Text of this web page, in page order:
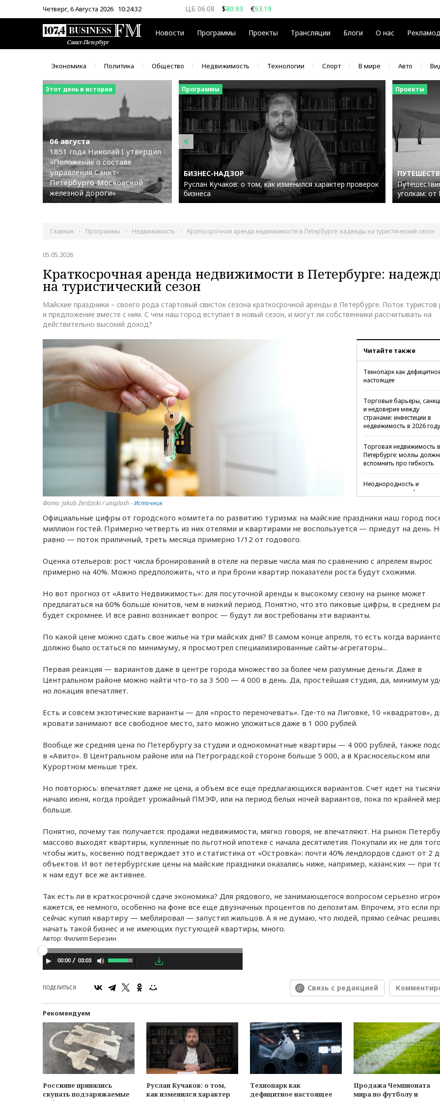
Новости Программы Проекты Трансляции Блоги О нас
Четверг, 6 Августа 2026 10:24:33 ЦБ 06.08 $80.93 €93.19
ММВБ 06.08 $
Экономика Политика Общество Недвижимость Технологии Спорт В мире Авто
Этот день в истории
06 августа
1851 года Николай I утвердил
«Положение о составе
управления Санкт-
Петербурго-Московской
железной дороги»
Программы
БИЗНЕС-НАДЗОР
Руслан Кучаков: о том, как изменился характер проверок
бизнеса
Проекты
уголкам:
Главная Программы Недвижимость Краткосрочная аренда недвижимости в Петербурге: надежды на туристический сезон
05.05.2026
Краткосрочная аренда недвижимости в Петербурге:
на туристический сезон
Майские праздники – своего рода стартовый свисток сезона краткосрочной аренды в Петербурге. Поток туристов
и предложение вместе с ним. С чем наш город вступает в новый сезон, и могут ли собственники рассчитывать на
действительно высокий доход?
Фото: Jakub Żerdzicki / unsplash -Источник
Читайте также
Технопарк как
настоящее
Торговые барьеры,
и недоверие между
странами: инвестиции в
недвижимость в 2026 году
Торговая недвижимость в
Петербурге: моллы
вспомнить про гибкость
Неоднородность и
локальная специфика: что
Петербурга
года
Официальные цифры от городского комитета по развитию туризма: на майские праздники наш город
миллион гостей. Примерно четверть из них отелями и квартирами не воспользуется — приедут на день.
равно — поток приличный, треть месяца примерно 1/12 от годового.
Оценка отельеров: рост числа бронирований в отеле на первые числа мая по сравнению с апрелем вырос
примерно на 40%. Можно предположить, что и при брони квартир показатели роста будут схожими.
Но вот прогноз от «Авито Недвижимость»: для посуточной аренды к высокому сезону на рынке может
предлагаться на 60% больше юнитов, чем в низкий период. Понятно, что это пиковые цифры, в среднем
будет скромнее. И все равно возникает вопрос — будут ли востребованы эти варианты.
По какой цене можно сдать свое жилье на три майских дня? В самом конце апреля, то есть когда
должно было остаться по минимуму, я просмотрел специализированные сайты-агрегаторы...
Первая реакция — вариантов даже в центре города множество за более чем разумные деньги. Даже в
Центральном районе можно найти что-то за 3 500 — 4 000 в день. Да, простейшая студия, да, минимум
но локация впечатляет.
Есть и совсем экзотические варианты — для «просто переночевать». Где-то на Лиговке, 10 «квадратов»,
кровати занимают все свободное место, зато можно уложиться даже в 1 000 рублей.
Вообще же средняя цена по Петербургу за студии и однокомнатные квартиры — 4 000 рублей, также
в «Авито». В Центральном районе или на Петроградской стороне больше 5 000, а в Красносельском или
Курортном меньше трех.
Но повторюсь: впечатляет даже не цена, а объем все еще предлагающихся вариантов. Счет идет на
начало июня, когда пройдет урожайный ПМЭФ, или на период белых ночей вариантов, пока по крайней
больше.
Понятно, почему так получается: продажи недвижимости, мягко говоря, не впечатляют. На рынок
массово выходят квартиры, купленные по льготной ипотеке с начала десятилетия. Покупали их не для
чтобы жить, косвенно подтверждает это и статистика от «Островка»: почти 40% лендлордов сдают от 2
объектов. И вот петербургские цены на майские праздники оказались ниже, например, казанских — при
к нам едут все же активнее.
Так есть ли в краткосрочной сдаче экономика? Для рядового, не занимающегося вопросом серьезно
кажется, ее немного, особенно на фоне все еще двузначных процентов по депозитам. Впрочем, это если
сейчас купил квартиру — меблировал — запустил жильцов. А я не думаю, что людей, прямо сейчас
начать такой бизнес и не имеющих пустующей квартиры, много.
Автор: Филипп Березин
00:00 03:03
ПОДЕЛИТЬСЯ Связь с редакцией
Рекомендуем
Россияне принялись
скупать подзаряжаемые
Руслан Кучаков: о том,
как изменился характер
Технопарк как
дефицитное настоящее
Продажа Чемпионата
мира по футболу и